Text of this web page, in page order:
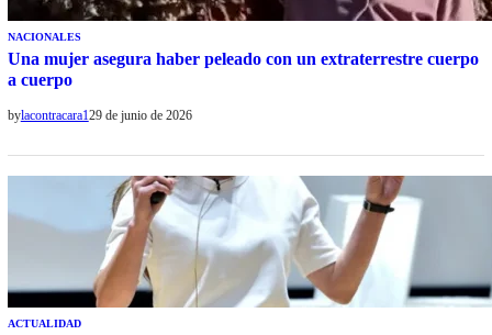
NACIONALES
Una mujer asegura haber peleado con un extraterrestre cuerpo
a cuerpo
bylacontracara129 de junio de 2026
ACTUALIDAD